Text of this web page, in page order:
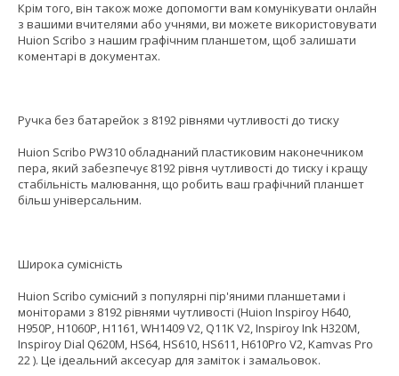
Крім того, він також може допомогти вам комунікувати онлайн
з вашими вчителями або учнями, ви можете використовувати
Huion Scribo з нашим графічним планшетом, щоб залишати
коментарі в документах.
Ручка без батарейок з 8192 рівнями чутливості до тиску
Huion Scribo PW310 обладнаний пластиковим наконечником
пера, який забезпечує 8192 рівня чутливості до тиску і кращу
стабільність малювання, що робить ваш графічний планшет
більш універсальним.
Широка сумісність
Huion Scribo сумісний з популярні пір'яними планшетами і
моніторами з 8192 рівнями чутливості (Huion Inspiroy H640,
H950P, H1060P, H1161, WH1409 V2, Q11K V2, Inspiroy Ink H320M,
Inspiroy Dial Q620M, HS64, HS610, HS611, H610Pro V2, Kamvas Pro
22 ). Це ідеальний аксесуар для заміток і замальовок.